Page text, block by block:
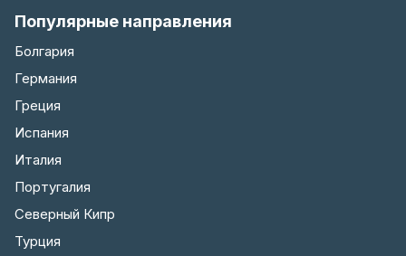
Популярные направления
Болгария
Германия
Греция
Испания
Италия
Португалия
Северный Кипр
Турция